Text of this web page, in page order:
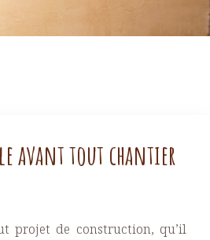
avant tout chantier
projet de construction, qu’il